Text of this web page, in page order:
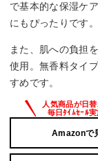
で基本的な保湿ケ
にもぴったりです。
また、肌への負担
使用。無香料タイ
すめです。
Amazonで